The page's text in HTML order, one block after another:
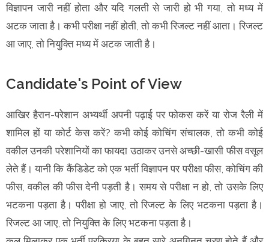
विज्ञापन जारी नहीं होता और यदि गलती से जारी हो भी गया, तो मध्य में
अटक जाता है। कभी परीक्षा नहीं होती, तो कभी रिजल्ट नहीं आता। रिजल्ट
आ जाए, तो नियुक्ति मध्य में अटक जाती है।
Candidate's Point of View
आखिर हैरान-परेशान अभ्यर्थी अपनी पढ़ाई पर फोकस करें या रोज रैली में
शामिल हों या कोर्ट केस करें? कभी कोई कोचिंग संचालक, तो कभी कोई
वकील उनकी परेशानियों का फायदा उठाकर उनसे अच्छी-खासी फीस वसूल
लेते हैं। यानी कि कैंडिडेट को एक भर्ती विज्ञापन पर परीक्षा फीस, कोचिंग की
फीस, वकील की फीस देनी पड़ती है। समय से परीक्षा न हो, तो उसके लिए
भटकना पड़ता है। परीक्षा हो जाए, तो रिजल्ट के लिए भटकना पड़ता है।
रिजल्ट आ जाए, तो नियुक्ति के लिए भटकना पड़ता है।